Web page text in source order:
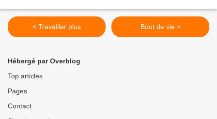
< Travailler plus Bout de vie >
Hébergé par Overblog
Top articles
Pages
Contact